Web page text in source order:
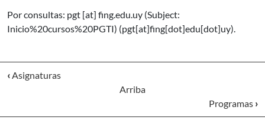
Por consultas: pgt [at] fing.edu.uy (Subject:
Inicio%20cursos%20PGTI) (pgt[at]fing[dot]edu[dot]uy).
‹Asignaturas
Arriba
Programas ›